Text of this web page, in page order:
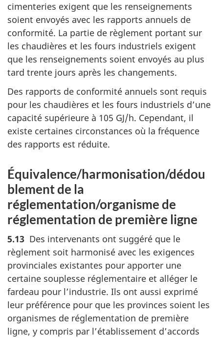
cimenteries exigent que les renseignements
soient envoyés avec les rapports annuels de
conformité. La partie de règlement portant sur
les chaudières et les fours industriels exigent
que les renseignements soient envoyés au plus
tard trente jours après les changements.
Des rapports de conformité annuels sont requis
pour les chaudières et les fours industriels d’une
capacité supérieure à 105 GJ/h. Cependant, il
existe certaines circonstances où la fréquence
des rapports est réduite.
Équivalence/harmonisation/dédou
blement de la
réglementation/organisme de
réglementation de première ligne
5.13 Des intervenants ont suggéré que le
règlement soit harmonisé avec les exigences
provinciales existantes pour apporter une
certaine souplesse réglementaire et alléger le
fardeau pour l’industrie. Ils ont aussi exprimé
leur préférence pour que les provinces soient les
organismes de réglementation de première
ligne, y compris par l’établissement d’accords